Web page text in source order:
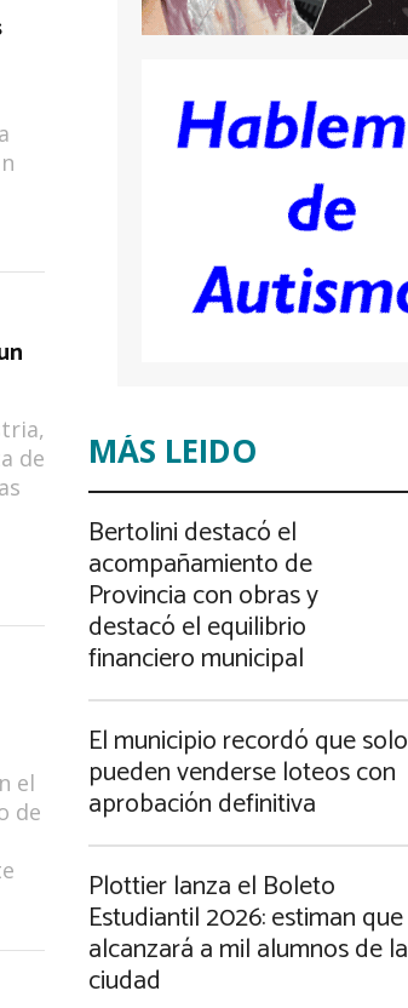
de
el
de
MÁS LEIDO
Bertolini destacó el
acompañamiento de
Provincia con obras y
destacó el equilibrio
financiero municipal
El municipio recordó que solo
pueden venderse loteos con
aprobación definitiva
Plottier lanza el Boleto
Estudiantil 2026: estiman que
alcanzará a mil alumnos de la
ciudad